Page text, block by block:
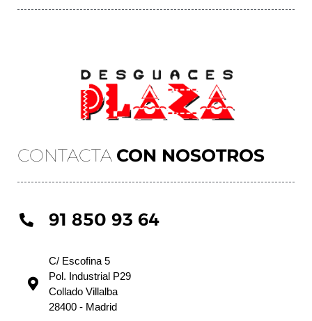
CONTACTA CON NOSOTROS
91 850 93 64
C/ Escofina 5
Pol. Industrial P29
Collado Villalba
28400 - Madrid